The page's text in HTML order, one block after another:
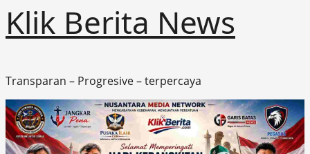
Klik Berita News
Transparan – Progresive – terpercaya